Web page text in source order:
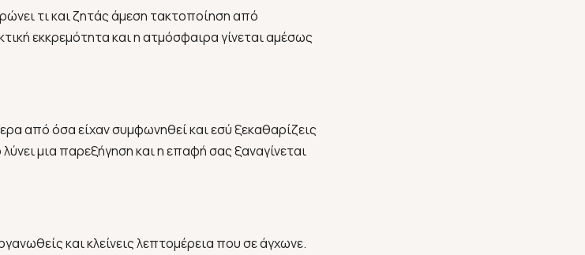
τι και ζητάς άμεση τακτοποίηση από
εκκρεμότητα και η ατμόσφαιρα γίνεται αμέσως
από όσα είχαν συμφωνηθεί και εσύ ξεκαθαρίζεις
μια παρεξήγηση και η επαφή σας ξαναγίνεται
και κλείνεις λεπτομέρεια που σε άγχωνε.